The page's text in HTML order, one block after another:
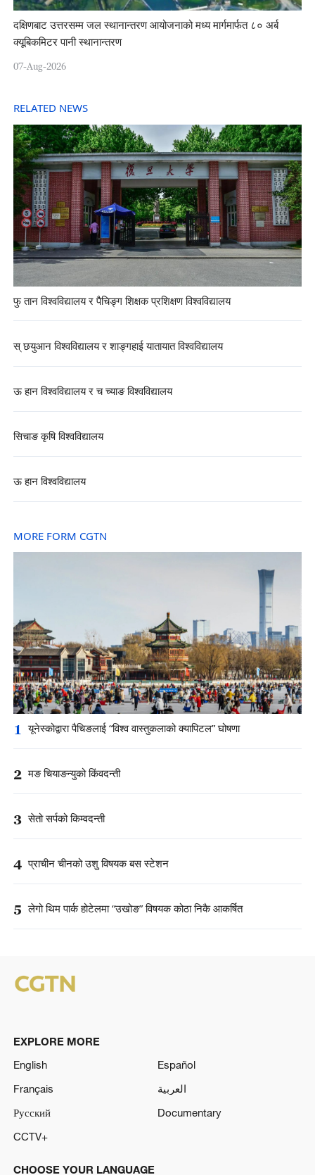
दक्षिणबाट उत्तरसम्म जल स्थानान्तरण आयोजनाको मध्य मार्गमार्फत ८० अर्ब
क्यूबिकमिटर पानी स्थानान्तरण
07-Aug-2026
RELATED NEWS
फु तान विश्वविद्यालय र पैचिङ्ग शिक्षक प्रशिक्षण विश्वविद्यालय
स् छयुआन विश्वविद्यालय र शाङ्गहाई यातायात विश्वविद्यालय
ऊ हान विश्वविद्यालय र च च्याङ विश्वविद्यालय
सिचाङ कृषि विश्वविद्यालय
ऊ हान विश्वविद्यालय
MORE FORM CGTN
1 यूनेस्कोद्वारा पैचिङलाई “विश्व वास्तुकलाको क्यापिटल” घोषणा
2 मङ चियाङन्युको किंवदन्ती
3 सेतो सर्पको किम्वदन्ती
4 प्राचीन चीनको उशु विषयक बस स्टेशन
5 लेगो थिम पार्क होटेलमा “उखोङ” विषयक कोठा निकै आकर्षित
EXPLORE MORE
English
Español
Français
العربية
Русский
Documentary
CCTV+
CHOOSE YOUR LANGUAGE